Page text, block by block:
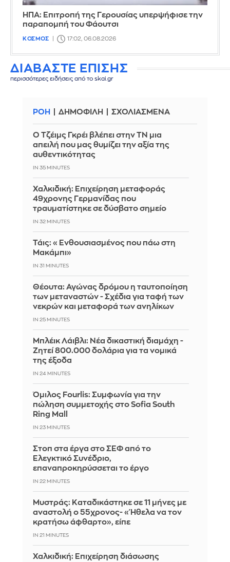
ΗΠΑ: Επιτροπή της Γερουσίας υπερψήφισε την
παραπομπή του Φάουτσι
ΚΟΣΜΟΣ 17:02, 06.08.2026
ΔΙΑΒΑΣΤΕ ΕΠΙΣΗΣ
περισσότερες ειδήσεις από το skai.gr
ΡΟΗ ΔΗΜΟΦΙΛΗ ΣΧΟΛΙΑΣΜΕΝΑ
Ο Τζέιμς Γκρέι βλέπει στην ΤΝ μια
απειλή που μας θυμίζει την αξία της
αυθεντικότητας
IN 35 MINUTES
Χαλκιδική: Επιχείρηση μεταφοράς
49χρονης Γερμανίδας που
τραυματίστηκε σε δύσβατο σημείο
IN 32 MINUTES
Τάις: «Ενθουσιασμένος που πάω στη
Μακάμπι»
IN 31 MINUTES
Θέουτα: Αγώνας δρόμου η ταυτοποίηση
των μεταναστών - Σχέδια για ταφή των
νεκρών και μεταφορά των ανηλίκων
IN 25 MINUTES
Μπλέικ Λάιβλι: Νέα δικαστική διαμάχη -
Ζητεί 800.000 δολάρια για τα νομικά
της έξοδα
IN 24 MINUTES
Όμιλος Fourlis: Συμφωνία για την
πώληση συμμετοχής στο Sofia South
Ring Mall
IN 23 MINUTES
Στοπ στα έργα στο ΣΕΦ από το
Ελεγκτικό Συνέδριο,
επαναπροκηρύσσεται το έργο
IN 22 MINUTES
Μυστράς: Καταδικάστηκε σε 11 μήνες με
αναστολή ο 55χρονος- «Ήθελα να τον
κρατήσω άφθαρτο», είπε
IN 21 MINUTES
Χαλκιδική: Επιχείρηση διάσωσης